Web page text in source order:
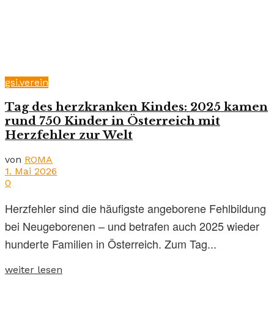
gsi.verein
Tag des herzkranken Kindes: 2025 kamen
rund 750 Kinder in Österreich mit
Herzfehler zur Welt
von ROMA
1. Mai 2026
0
Herzfehler sind die häufigste angeborene Fehlbildung
bei Neugeborenen – und betrafen auch 2025 wieder
hunderte Familien in Österreich. Zum Tag...
weiter lesen